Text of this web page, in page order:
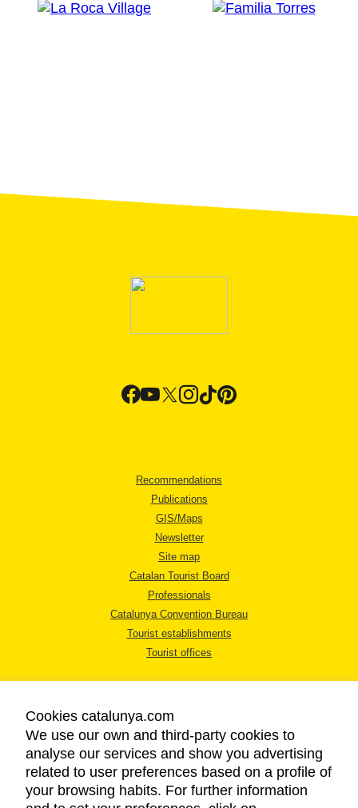
Recommendations
Publications
GIS/Maps
Newsletter
Site map
Catalan Tourist Board
Professionals
Catalunya Convention Bureau
Tourist establishments
Tourist offices
LEGAL NOTICE
PRIVACY POLICY
COOKIES POLICY
Cookies catalunya.com
We use our own and third-party cookies to
analyse our services and show you advertising
related to user preferences based on a profile of
your browsing habits. For further information